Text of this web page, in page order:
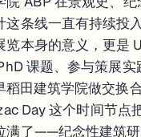
这条线一直有持续投
览本身的意义，更是
课题、参与策展
稻田建筑学院做交换
Day 这个时间节点
满了——纪念性建筑